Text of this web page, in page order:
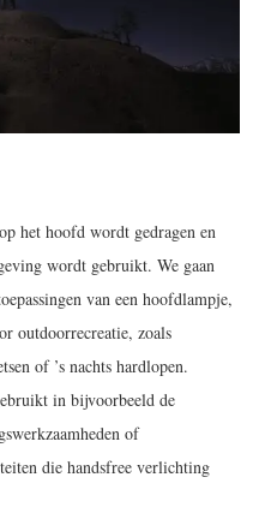
het hoofd wordt gedragen en
wordt gebruikt. We gaan
van een hoofdlampje,
outdoorrecreatie, zoals
of ’s nachts hardlopen.
in bijvoorbeeld de
of
die handsfree verlichting